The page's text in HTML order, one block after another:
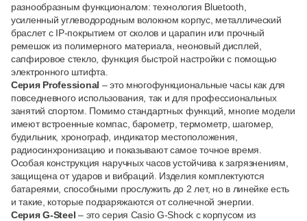
разнообразным функционалом:технология Bluetooth
усиленный углеводородным волокном корпус, металлический
браслет с IP-покрытием от сколов и царапин или прочный
ремешок из полимерного материала, неоновый дисплей,
сапфировое стекло, функция быстрой настройки с помощью
электронного штифта.
Серия Professional – это многофункциональные часы как для
повседневного использования, так и для профессиональных
занятий спортом. Помимо стандартных функций, многие модели
имеют встроенные компас,барометр,термометр, шагомер,
будильник, хронограф , индикатор местоположения,
радиосинхронизацию и показывают самое точное время.
Особая конструкция наручных часов устойчива к загрязнениям,
защищена от ударови вибраций. Изделия комплектуются
батареями, способными прослужить до 2 лет, но в линейке есть
и такие, которые подзаряжаются от солнечной энергии
Серия G-Steel – это серия Casio G-Shock с корпусом из